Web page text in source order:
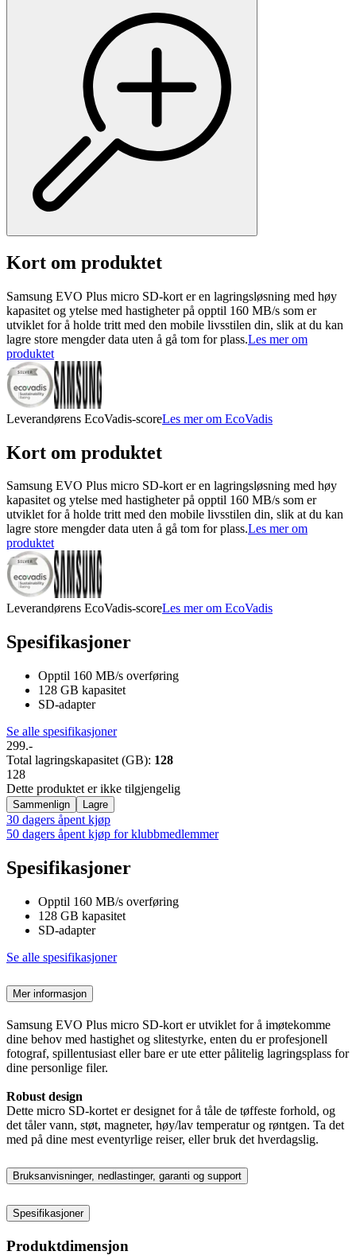
Kort om produktet
Samsung EVO Plus micro SD-kort er en lagringsløsning med høy
kapasitet og ytelse med hastigheter på opptil 160 MB/s som er
utviklet for å holde tritt med den mobile livsstilen din, slik at du kan
lagre store mengder data uten å gå tom for plass.Les mer om
produktet
Leverandørens EcoVadis-scoreLes mer om EcoVadis
Kort om produktet
Samsung EVO Plus micro SD-kort er en lagringsløsning med høy
kapasitet og ytelse med hastigheter på opptil 160 MB/s som er
utviklet for å holde tritt med den mobile livsstilen din, slik at du kan
lagre store mengder data uten å gå tom for plass.Les mer om
produktet
Leverandørens EcoVadis-scoreLes mer om EcoVadis
Spesifikasjoner
Opptil 160 MB/s overføring
128 GB kapasitet
SD-adapter
Se alle spesifikasjoner
299.-
Total lagringskapasitet (GB): 128
128
Dette produktet er ikke tilgjengelig
Sammenlign Lagre
30 dagers åpent kjøp
50 dagers åpent kjøp for klubbmedlemmer
Spesifikasjoner
Opptil 160 MB/s overføring
128 GB kapasitet
SD-adapter
Se alle spesifikasjoner
Mer informasjon
Samsung EVO Plus micro SD-kort er utviklet for å imøtekomme
dine behov med hastighet og slitestyrke, enten du er profesjonell
fotograf, spillentusiast eller bare er ute etter pålitelig lagringsplass for
dine personlige filer.
Robust design
Dette micro SD-kortet er designet for å tåle de tøffeste forhold, og
det tåler vann, støt, magneter, høy/lav temperatur og røntgen. Ta det
med på dine mest eventyrlige reiser, eller bruk det hverdagslig.
Bruksanvisninger, nedlastinger, garanti og support
Spesifikasjoner
Produktdimensjon